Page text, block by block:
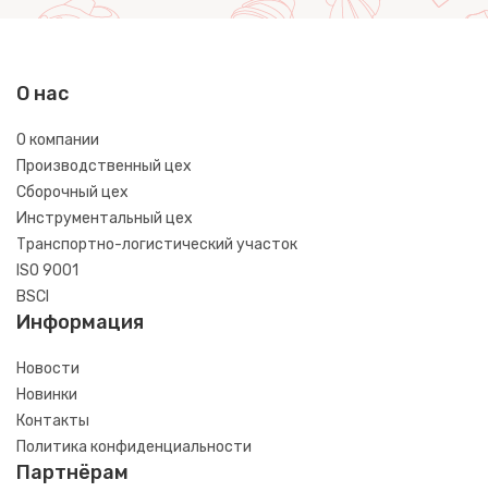
О нас
О компании
Производственный цех
Сборочный цех
Инструментальный цех
Транспортно-логистический участок
ISO 9001
BSCI
Информация
Новости
Новинки
Контакты
Политика конфиденциальности
Партнёрам